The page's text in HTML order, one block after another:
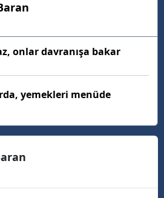
onlar davranışa bakar
yemekleri menüde